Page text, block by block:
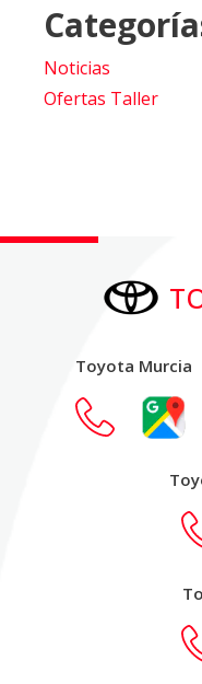
Noticias
Ofertas Taller
Toyota Murcia